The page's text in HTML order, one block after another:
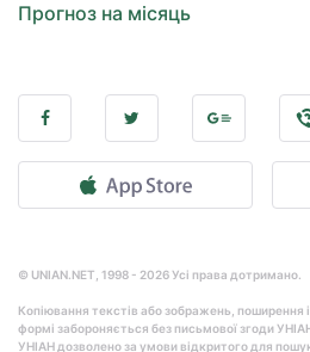
Прогноз на місяць
© UNIAN.NET, 1998 - 2026 Усі права дотримано.
Копіювання текстів або зображень, поширення
формі забороняється без письмової згоди
УНІАН дозволено за умови відкритого для